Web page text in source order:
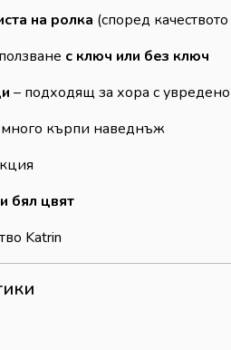
на ролка (според
с ключ или без ключ
– подходящ за хора с
кърпи наведнъж
бял цвят
Katrin